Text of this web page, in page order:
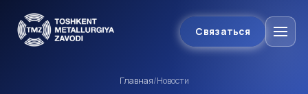
Связаться
Главная/Новости